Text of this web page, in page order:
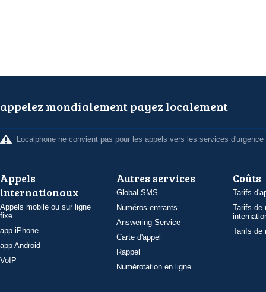
appelez mondialement payez localement
Localphone ne convient pas pour les appels vers les services d'urgence
Appels
internationaux
Appels mobile ou sur ligne
fixe
app iPhone
app Android
VoIP
Autres services
Global SMS
Numéros entrants
Answering Service
Carte d'appel
Rappel
Numérotation en ligne
Coûts
Tarifs
Tarifs de
Tarifs de